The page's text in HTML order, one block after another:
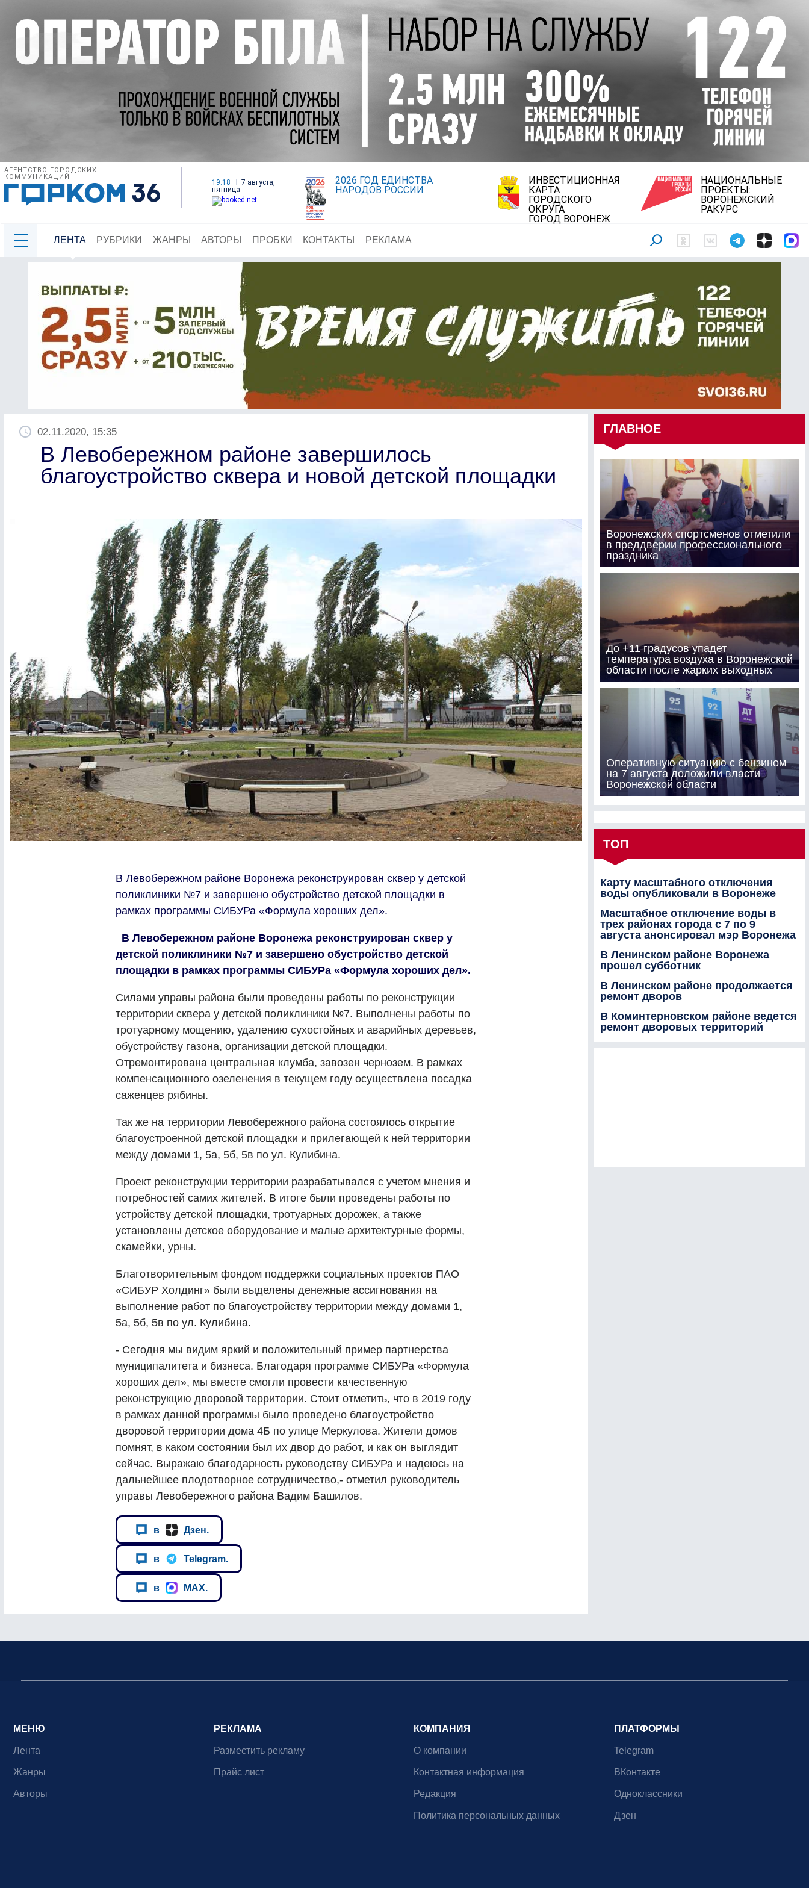
АГЕНТСТВО ГОРОДСКИХ
КОММУНИКАЦИЙ
19:18
7 августа,
пятница
2026 ГОД ЕДИНСТВА
НАРОДОВ РОССИИ
ИНВЕСТИЦИОННАЯ
КАРТА
ГОРОДСКОГО
ОКРУГА
ГОРОД ВОРОНЕЖ
НАЦИОНАЛЬНЫЕ
ПРОЕКТЫ:
ВОРОНЕЖСКИЙ
РАКУРС
ЛЕНТА РУБРИКИ ЖАНРЫ АВТОРЫ ПРОБКИ КОНТАКТЫ РЕКЛАМА
02.11.2020, 15:35
В Левобережном районе завершилось
благоустройство сквера и новой детской площадки
В Левобережном районе Воронежа реконструирован сквер у детской
поликлиники №7 и завершено обустройство детской площадки в
рамках программы СИБУРа «Формула хороших дел».
В Левобережном районе Воронежа реконструирован сквер у
детской поликлиники №7 и завершено обустройство детской
площадки в рамках программы СИБУРа «Формула хороших дел».
Силами управы района были проведены работы по реконструкции
территории сквера у детской поликлиники №7. Выполнены работы по
тротуарному мощению, удалению сухостойных и аварийных деревьев,
обустройству газона, организации детской площадки.
Отремонтирована центральная клумба, завозен чернозем. В рамках
компенсационного озеленения в текущем году осуществлена посадка
саженцев рябины.
Так же на территории Левобережного района состоялось открытие
благоустроенной детской площадки и прилегающей к ней территории
между домами 1, 5а, 5б, 5в по ул. Кулибина.
Проект реконструкции территории разрабатывался с учетом мнения и
потребностей самих жителей. В итоге были проведены работы по
устройству детской площадки, тротуарных дорожек, а также
установлены детское оборудование и малые архитектурные формы,
скамейки, урны.
Благотворительным фондом поддержки социальных проектов ПАО
«СИБУР Холдинг» были выделены денежные ассигнования на
выполнение работ по благоустройству территории между домами 1,
5а, 5б, 5в по ул. Кулибина.
- Сегодня мы видим яркий и положительный пример партнерства
муниципалитета и бизнеса. Благодаря программе СИБУРа «Формула
хороших дел», мы вместе смогли провести качественную
реконструкцию дворовой территории. Стоит отметить, что в 2019 году
в рамках данной программы было проведено благоустройство
дворовой территории дома 4Б по улице Меркулова. Жители домов
помнят, в каком состоянии был их двор до работ, и как он выглядит
сейчас. Выражаю благодарность руководству СИБУРа и надеюсь на
дальнейшее плодотворное сотрудничество,- отметил руководитель
управы Левобережного района Вадим Башилов.
в Дзен.
в Telegram.
в MAX.
ГЛАВНОЕ
Воронежских спортсменов отметили
в преддверии профессионального
праздника
До +11 градусов упадет
температура воздуха в Воронежской
области после жарких выходных
Оперативную ситуацию с бензином
на 7 августа доложили власти
Воронежской области
ТОП
Карту масштабного отключения
воды опубликовали в Воронеже
Масштабное отключение воды в
трех районах города с 7 по 9
августа анонсировал мэр Воронежа
В Ленинском районе Воронежа
прошел субботник
В Ленинском районе продолжается
ремонт дворов
В Коминтерновском районе ведется
ремонт дворовых территорий
МЕНЮ
Лента
Жанры
Авторы
РЕКЛАМА
Разместить рекламу
Прайс лист
КОМПАНИЯ
О компании
Контактная информация
Редакция
Политика персональных данных
ПЛАТФОРМЫ
Telegram
ВКонтакте
Одноклассники
Дзен